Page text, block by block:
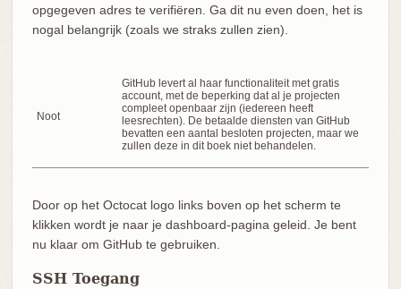
opgegeven adres te verifiëren. Ga dit nu even doen, het is
nogal belangrijk (zoals we straks zullen zien).
Noot
GitHub levert al haar functionaliteit met gratis
account, met de beperking dat al je projecten
compleet openbaar zijn (iedereen heeft
leesrechten). De betaalde diensten van GitHub
bevatten een aantal besloten projecten, maar we
zullen deze in dit boek niet behandelen.
Door op het Octocat logo links boven op het scherm te
klikken wordt je naar je dashboard-pagina geleid. Je bent
nu klaar om GitHub te gebruiken.
SSH Toegang